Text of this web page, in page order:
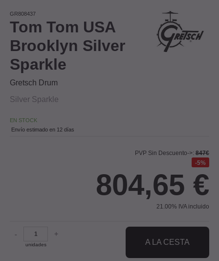
GR808437
Tom Tom USA
Brooklyn Silver
Sparkle
Gretsch Drum
Silver Sparkle
EN STOCK
Envío estimado en 12 días
PVP Sin Descuento->: 847€
5%
804,65 €
21.00% IVA incluido
-
unidades
+
A LA CESTA